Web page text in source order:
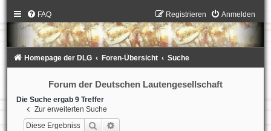
FAQ Anmelden
Registrieren
Homepage der DLG Foren-Übersicht Suche
Forum der Deutschen Lautengesellschaft
Die Suche ergab 9 Treffer
Zur erweiterten Suche
Suche